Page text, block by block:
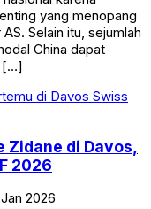
yang menopang
Selain itu, sejumlah
China dapat
[…]
Zidane di Davos,
2026
2026